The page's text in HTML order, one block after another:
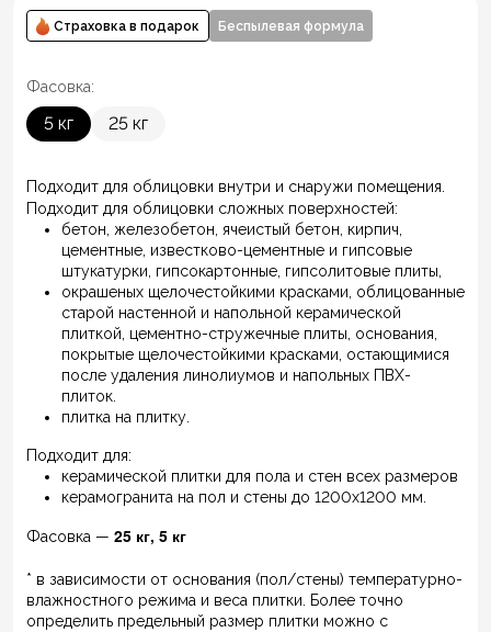
Страховка в подарок Беспылевая формула
Фасовка:
5 кг 25 кг
Подходит для облицовки внутри и снаружи помещения.
Подходит для облицовки сложных поверхностей:
бетон, железобетон, ячеистый бетон, кирпич,
цементные, известково-цементные и гипсовые
штукатурки, гипсокартонные, гипсолитовые плиты,
окрашеных щелочестойкими красками, облицованные
старой настенной и напольной керамической
плиткой, цементно-стружечные плиты, основания,
покрытые щелочестойкими красками, остающимися
после удаления линолиумов и напольных ПВХ-
плиток.
плитка на плитку.
Подходит для:
керамической плитки для пола и стен всех размеров
керамогранита на пол и стены до 1200х1200 мм.
Фасовка — 25 кг, 5 кг
* в зависимости от основания (пол/стены) температурно-
влажностного режима и веса плитки. Более точно
определить предельный размер плитки можно с